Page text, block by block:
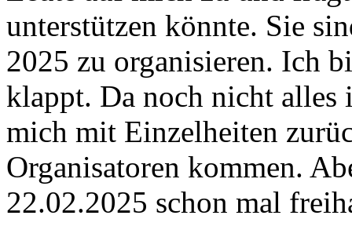
unterstützen könnte. Sie
2025 zu organisieren. Ich
klappt. Da noch nicht alles
mich mit Einzelheiten
Organisatoren kommen.
22.02.2025 schon mal